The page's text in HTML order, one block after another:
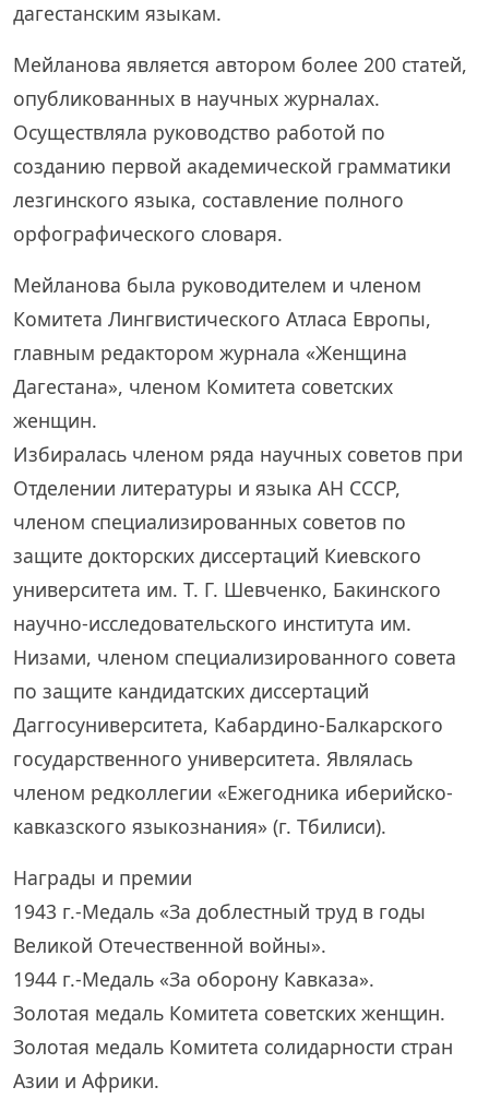
дагестанским языкам.
Мейланова является автором более 200 статей,
опубликованных в научных журналах.
Осуществляла руководство работой по
созданию первой академической грамматики
лезгинского языка, составление полного
орфографического словаря.
Мейланова была руководителем и членом
Комитета Лингвистического Атласа Европы,
главным редактором журнала «Женщина
Дагестана», членом Комитета советских
женщин.
Избиралась членом ряда научных советов при
Отделении литературы и языка АН СССР,
членом специализированных советов по
защите докторских диссертаций Киевского
университета им. Т. Г. Шевченко, Бакинского
научно-исследовательского института им.
Низами, членом специализированного совета
по защите кандидатских диссертаций
Даггосуниверситета, Кабардино-Балкарского
государственного университета. Являлась
членом редколлегии «Ежегодника иберийско-
кавказского языкознания» (г. Тбилиси).
Награды и премии
1943 г.-Медаль «За доблестный труд в годы
Великой Отечественной войны».
1944 г.-Медаль «За оборону Кавказа».
Золотая медаль Комитета советских женщин.
Золотая медаль Комитета солидарности стран
Азии и Африки.